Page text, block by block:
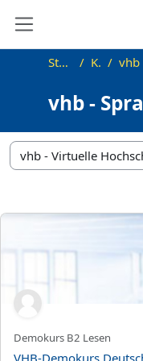
Startseite Kurse
vhb -
Kursbereiche
VHB-Demokurs Deutsch
Kurzer Kursname
Demokurs B2 Lesen
Kursname
VHB-Demokurs